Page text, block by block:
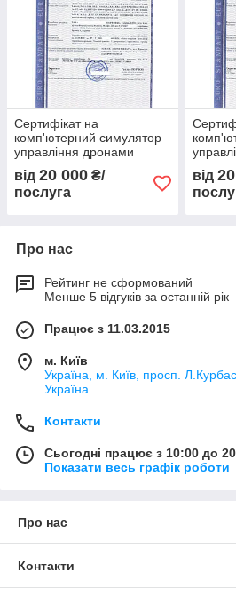
Сертифікат на
комп'ютерний симулятор
управління дронами
від 20 000 ₴/
послуга
від
Про нас
Рейтинг не сформований
Менше 5 відгуків за останній рік
Працює з 11.03.2015
м. Київ
Україна, м. Київ, просп.
Україна
Контакти
Сьогодні працює з 10:00 до
Показати весь графік роботи
Про нас
Контакти